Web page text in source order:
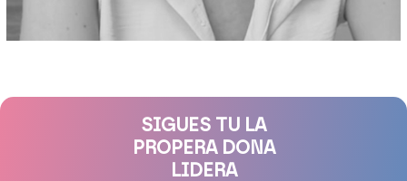
SIGUES TU LA
PROPERA DONA
LIDERA